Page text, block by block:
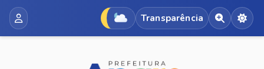
Transparência